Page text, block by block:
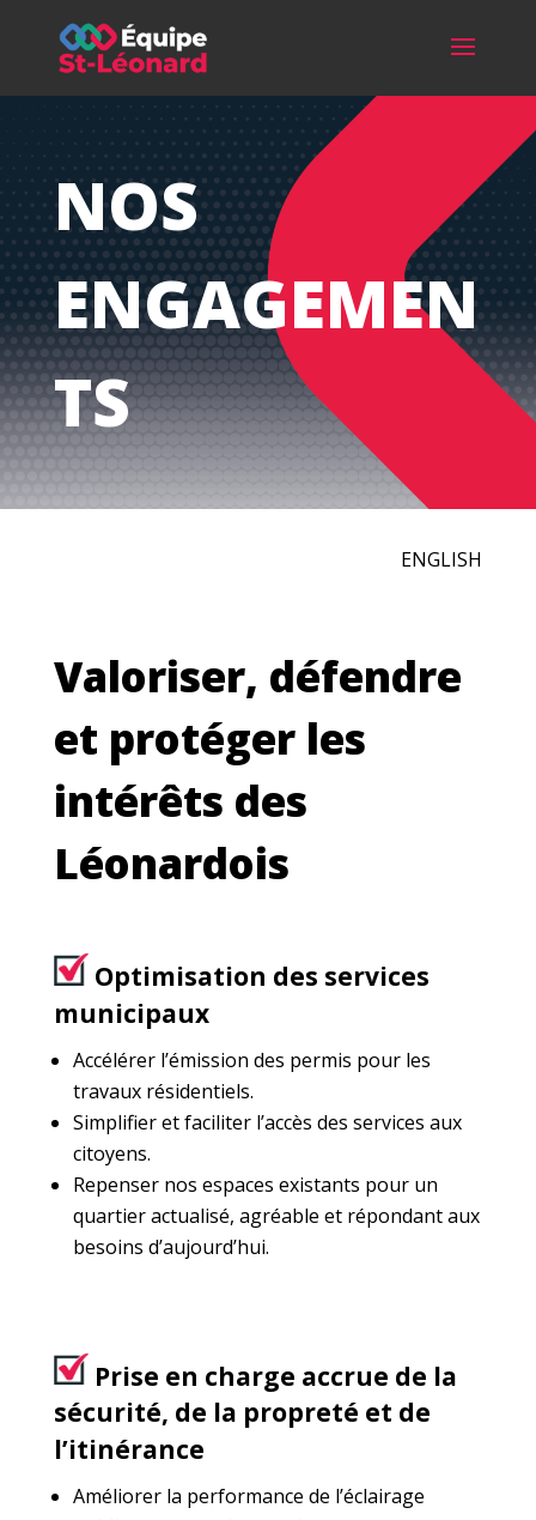
NOS
ENGAGEMEN
TS
ENGLISH
Valoriser, défendre
et protéger les
intérêts des
Léonardois
Optimisation des services
municipaux
Accélérer l’émission des permis pour les
travaux résidentiels.
Simplifier et faciliter l’accès des services aux
citoyens.
Repenser nos espaces existants pour un
quartier actualisé, agréable et répondant aux
besoins d’aujourd’hui.
Prise en charge accrue de la
sécurité, de la propreté et de
l’itinérance
Améliorer la performance de l’éclairage